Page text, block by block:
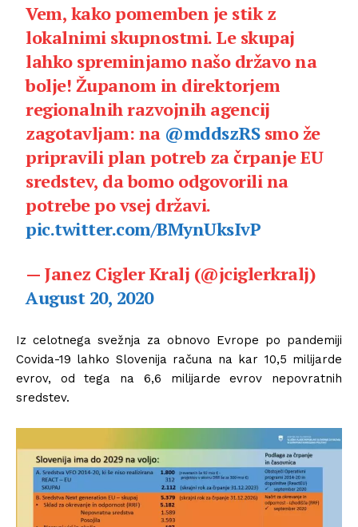
Vem, kako pomemben je stik z
lokalnimi skupnostmi. Le skupaj
lahko spreminjamo našo državo na
bolje! Županom in direktorjem
regionalnih razvojnih agencij
zagotavljam: na @mddszRSsmo že
pripravili plan potreb za črpanje EU
sredstev, da bomo odgovorili na
potrebe po vsej državi.
pic.twitter.com/BMynUksIvP
— Janez Cigler Kralj (@jciglerkralj)
August 20, 2020
Iz celotnega svežnja za obnovo Evrope po pandemiji
Covida-19 lahko Slovenija računa na kar 10,5 milijarde
evrov, od tega na 6,6 milijarde evrov nepovratnih
sredstev.